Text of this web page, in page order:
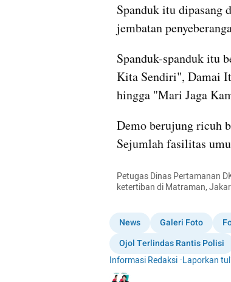
Spanduk itu dipasang
jembatan
Spanduk-spanduk itu
Kita Sendiri", Damai
hingga "Mari Jaga
Demo berujung ricuh
Sejumlah fasilitas
Petugas Dinas Pertamanan
ketertiban di Matraman,
News Galeri Foto
Ojol Terlindas Rantis Polisi
Informasi Redaksi ·Laporkan